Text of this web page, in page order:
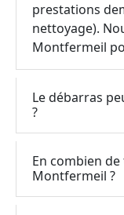
prestations
nettoyage).
Montfermeil
Le débarras
?
En combien
Montfermeil ?